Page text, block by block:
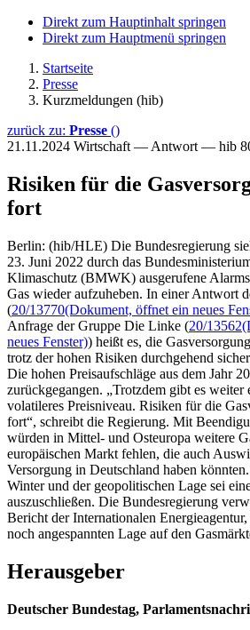
Direkt zum Hauptinhalt springen
Direkt zum Hauptmenü springen
Startseite
Presse
Kurzmeldungen (hib)
zurück zu: Presse ()
21.11.2024 Wirtschaft — Antwort — hib
Risiken für die
fort
Berlin: (hib/HLE) Die Bundesregierung
23. Juni 2022 durch das
Klimaschutz (BMWK) ausgerufene
Gas wieder aufzuheben. In einer Antwort
(20/13770(Dokument, öffnet ein neues
Anfrage der Gruppe Die Linke (20/13562
neues Fenster)) heißt es, die
trotz der hohen Risiken durchgehend
Die hohen Preisaufschläge aus dem Jahr
zurückgegangen. „Trotzdem gibt es weiter
volatileres Preisniveau. Risiken für die
fort“, schreibt die Regierung. Mit
würden in Mittel- und Osteuropa weitere
europäischen Markt fehlen, die auch
Versorgung in Deutschland haben
Winter und der geopolitischen Lage sei
auszuschließen. Die Bundesregierung
Bericht der Internationalen
noch angespannten Lage auf den
Herausgeber
Deutscher Bundestag,